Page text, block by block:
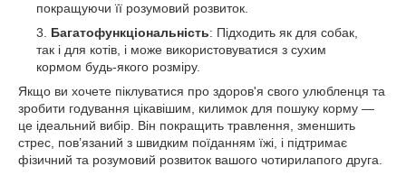
покращуючи її розумовий розвиток.
Багатофункціональність: Підходить як для собак,
так і для котів, і може використовуватися з сухим
кормом будь-якого розміру.
Якщо ви хочете піклуватися про здоров'я свого улюбленця та
зробити годування цікавішим, килимок для пошуку корму —
це ідеальний вибір. Він покращить травлення, зменшить
стрес, пов’язаний з швидким поїданням їжі, і підтримає
фізичний та розумовий розвиток вашого чотирилапого друга.